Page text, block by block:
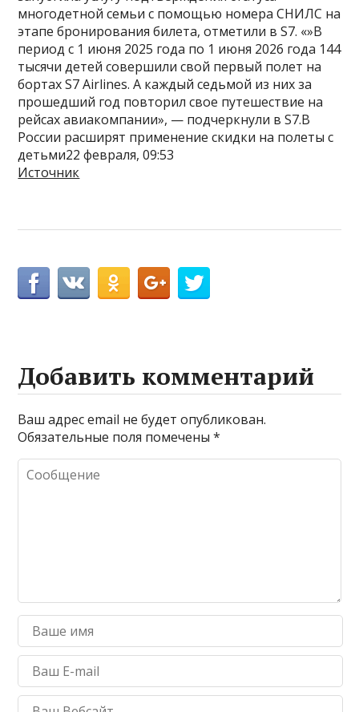
многодетной семьи с помощью номера СНИЛС на
этапе бронирования билета, отметили в S7. «»В
период с 1 июня 2025 года по 1 июня 2026 года 144
тысячи детей совершили свой первый полет на
бортах S7 Airlines. А каждый седьмой из них за
прошедший год повторил свое путешествие на
рейсах авиакомпании», — подчеркнули в S7.В
России расширят применение скидки на полеты с
детьми22 февраля, 09:53
Источник
Добавить комментарий
Ваш адрес email не будет опубликован.
Обязательные поля помечены*